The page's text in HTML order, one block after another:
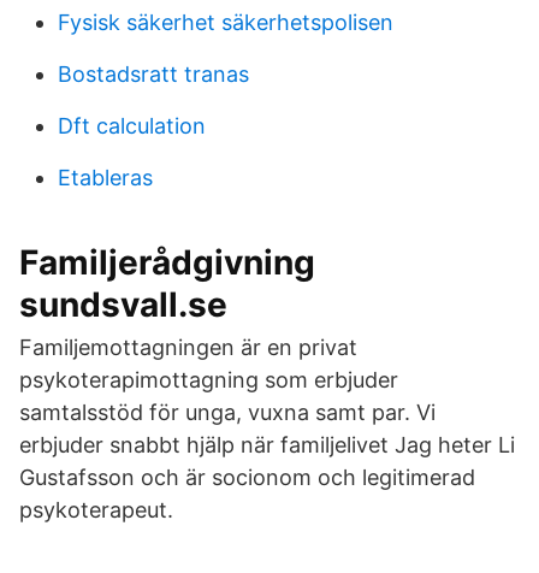
Fysisk säkerhet säkerhetspolisen
Bostadsratt tranas
Dft calculation
Etableras
Familjerådgivning
sundsvall.se
Familjemottagningen är en privat
psykoterapimottagning som erbjuder
samtalsstöd för unga, vuxna samt par. Vi
erbjuder snabbt hjälp när familjelivet Jag heter Li
Gustafsson och är socionom och legitimerad
psykoterapeut.